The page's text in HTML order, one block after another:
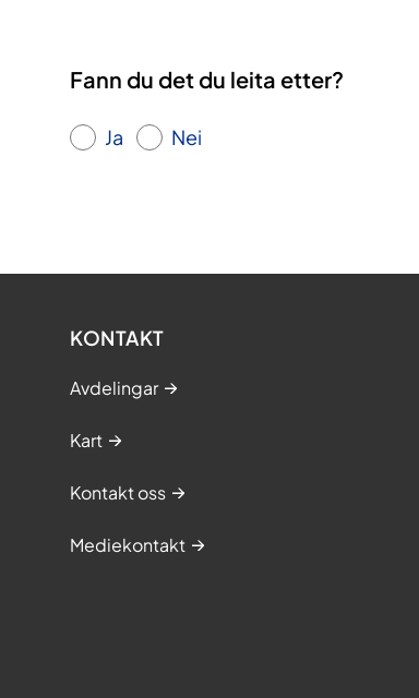
Fann du det du leita etter?
Ja Nei
KONTAKT
Avdelingar
Kart
Kontakt oss
Mediekontakt